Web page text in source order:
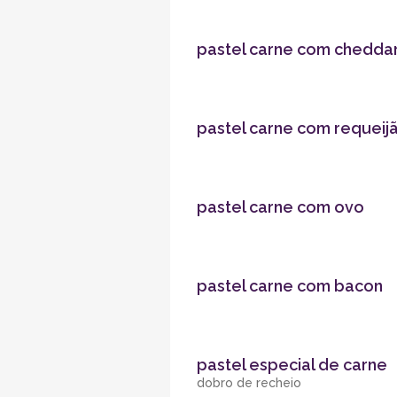
pastel carne com
pastel carne com
pastel carne com ovo
pastel carne com bacon
pastel especial de carne
dobro de recheio